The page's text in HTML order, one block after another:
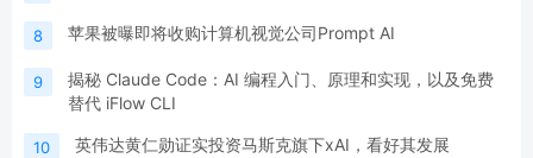
8 苹果被曝即将收购计算机视觉公司Prompt AI
9
揭秘 Claude Code：AI 编程入门、原理和实现，以及免费
替代 iFlow CLI
10 英伟达黄仁勋证实投资马斯克旗下xAI，看好其发展